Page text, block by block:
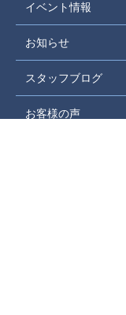
イベント情報
お知らせ
スタッフブログ
お客様の声